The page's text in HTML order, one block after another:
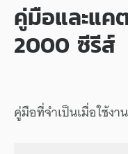
คู่มือและแค
2000 ซีรีส์
คู่มือที่จำเป็นเมื่อใช้ง